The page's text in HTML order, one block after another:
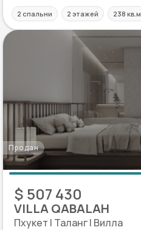
2 спальни 2 этажей 238 кв.м
Продан
$ 507 430
VILLA QABALAH
Пхукет | Таланг | Вилла